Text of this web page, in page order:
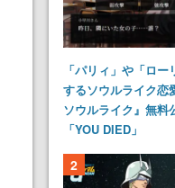
「パリィ」や「ロ
するソウルライク恋
ソウルライク』無料
「YOU DIED」
2